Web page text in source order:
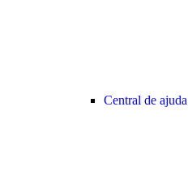
Central de ajuda